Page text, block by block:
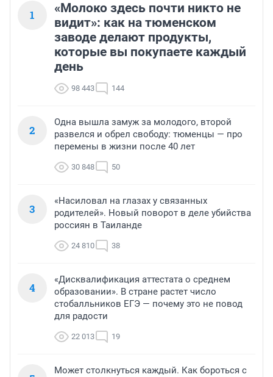
1
«Молоко здесь почти никто не
видит»: как на тюменском
заводе делают продукты,
которые вы покупаете каждый
день
98 443 144
2
Одна вышла замуж за молодого, второй
развелся и обрел свободу: тюменцы — про
перемены в жизни после 40 лет
30 848 50
3
«Насиловал на глазах у связанных
родителей». Новый поворот в деле убийства
россиян в Таиланде
24 810 38
4
«Дисквалификация аттестата о среднем
образовании». В стране растет число
стобалльников ЕГЭ — почему это не повод
для радости
22 013 19
Может столкнуться каждый. Как бороться с